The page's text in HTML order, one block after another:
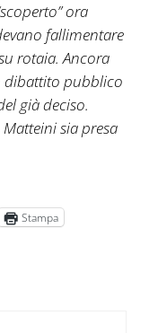
ora
fallimentare
rotaia. Ancora
dibattito pubblico
già deciso.
sia presa
Stampa